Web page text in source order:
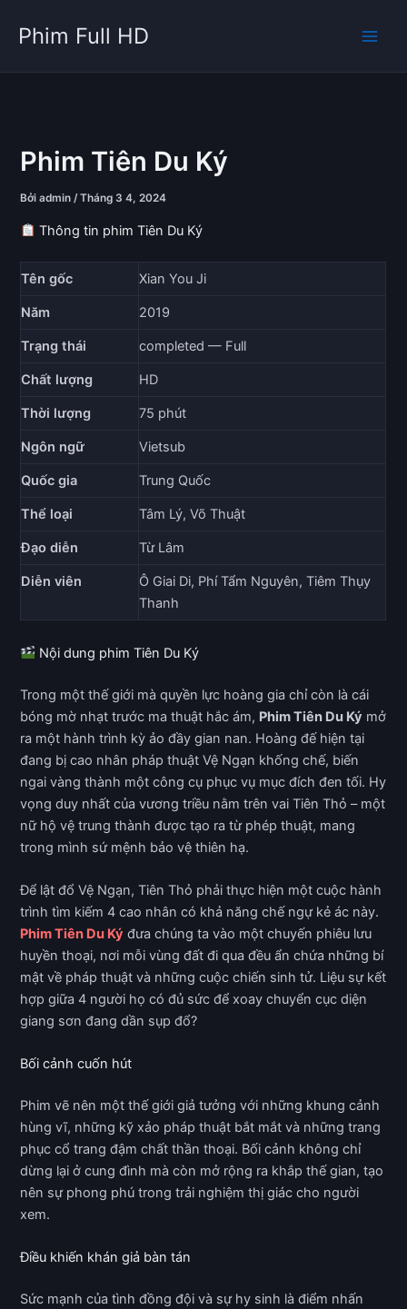
dung
Phim Full HD
Phim Tiên Du Ký
Bởiadmin/Tháng 3 4, 2024
Thông tin phim Tiên Du Ký
Tên gốc Xian You Ji
Năm 2019
Trạng thái completed — Full
Chất lượng HD
Thời lượng 75 phút
Ngôn ngữ Vietsub
Quốc gia Trung Quốc
Thể loại Tâm Lý, Võ Thuật
Đạo diễn Từ Lâm
Diễn viên
Ô Giai Di, Phí Tẩm Nguyên, Tiêm Thụy
Thanh
Nội dung phim Tiên Du Ký
Trong một thế giới mà quyền lực hoàng gia chỉ còn là cái
bóng mờ nhạt trước ma thuật hắc ám, Phim Tiên Du Ký mở
ra một hành trình kỳ ảo đầy gian nan. Hoàng đế hiện tại
đang bị cao nhân pháp thuật Vệ Ngạn khống chế, biến
ngai vàng thành một công cụ phục vụ mục đích đen tối. Hy
vọng duy nhất của vương triều nằm trên vai Tiên Thỏ – một
nữ hộ vệ trung thành được tạo ra từ phép thuật, mang
trong mình sứ mệnh bảo vệ thiên hạ.
Để lật đổ Vệ Ngạn, Tiên Thỏ phải thực hiện một cuộc hành
trình tìm kiếm 4 cao nhân có khả năng chế ngự kẻ ác này.
Phim Tiên Du Ký đưa chúng ta vào một chuyến phiêu lưu
huyền thoại, nơi mỗi vùng đất đi qua đều ẩn chứa những bí
mật về pháp thuật và những cuộc chiến sinh tử. Liệu sự kết
hợp giữa 4 người họ có đủ sức để xoay chuyển cục diện
giang sơn đang dần sụp đổ?
Bối cảnh cuốn hút
Phim vẽ nên một thế giới giả tưởng với những khung cảnh
hùng vĩ, những kỹ xảo pháp thuật bắt mắt và những trang
phục cổ trang đậm chất thần thoại. Bối cảnh không chỉ
dừng lại ở cung đình mà còn mở rộng ra khắp thế gian, tạo
nên sự phong phú trong trải nghiệm thị giác cho người
xem.
Điều khiến khán giả bàn tán
Sức mạnh của tình đồng đội và sự hy sinh là điểm nhấn